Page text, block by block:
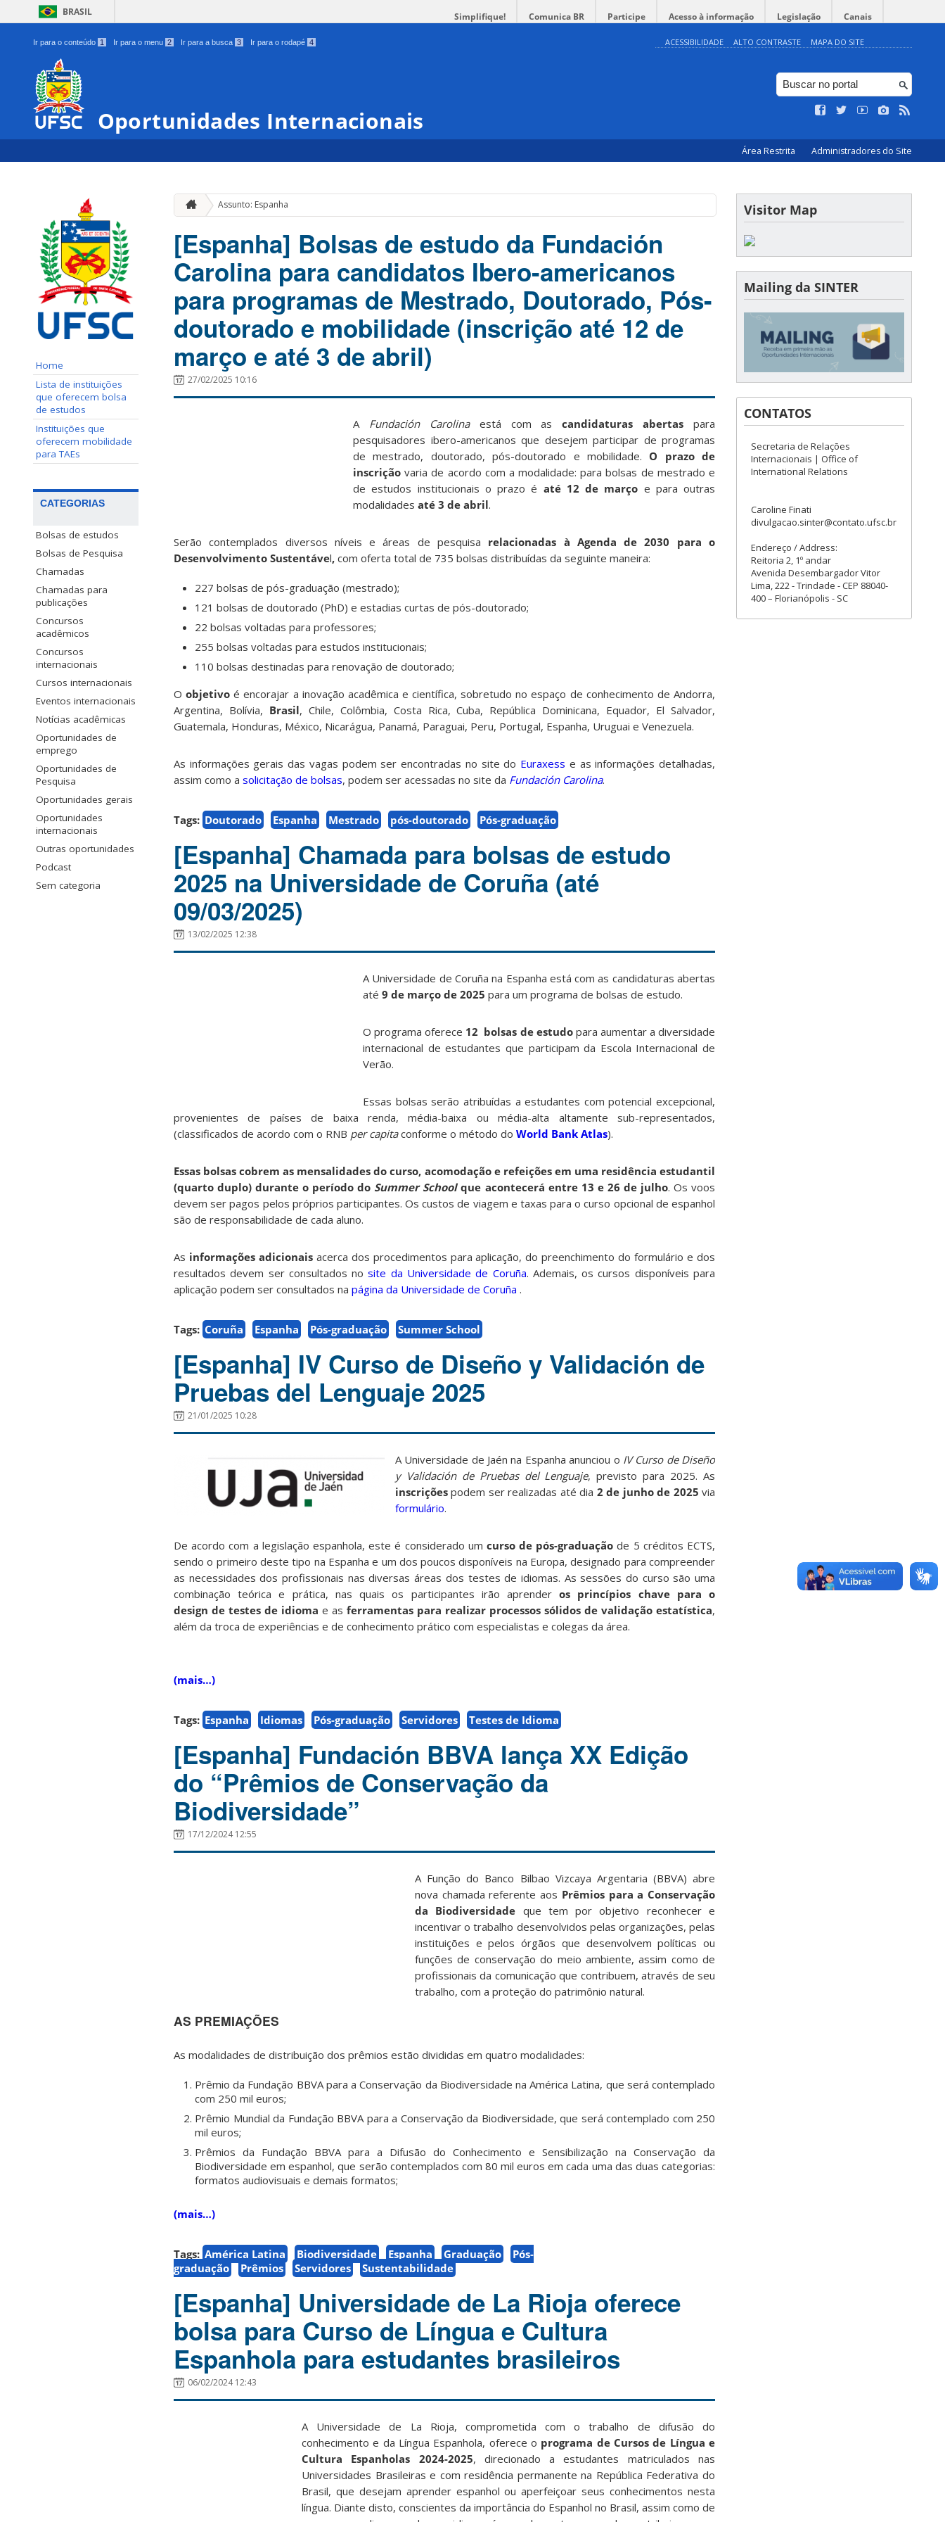
BRASIL Simplifique! Comunica BR Participe Acesso à informação Legislação Canais
Ir para o conteúdo 1 Ir para o menu 2 Ir para a busca 3 Ir para o rodapé 4 ACESSIBILIDADE ALTO CONTRASTE MAPA DO SITE
Oportunidades Internacionais
Área Restrita Administradores do Site
Home
Lista de instituições
que oferecem bolsa
de estudos
Instituições que
oferecem mobilidade
para TAEs
CATEGORIAS
Bolsas de estudos
Bolsas de Pesquisa
Chamadas
Chamadas para
publicações
Concursos
acadêmicos
Concursos
internacionais
Cursos internacionais
Eventos internacionais
Notícias acadêmicas
Oportunidades de
emprego
Oportunidades de
Pesquisa
Oportunidades gerais
Oportunidades
internacionais
Outras oportunidades
Podcast
Sem categoria
Assunto: Espanha
[Espanha] Bolsas de estudo da Fundación
Carolina para candidatos Ibero-americanos
para programas de Mestrado, Doutorado, Pós-
doutorado e mobilidade (inscrição até 12 de
março e até 3 de abril)
27/02/2025 10:16
A Fundación Carolina está com ascandidaturas abertas para
pesquisadores ibero-americanos que desejem participar de programas
de mestrado, doutorado, pós-doutorado e mobilidade. O prazo de
inscriçãovaria de acordo com a modalidade: para bolsas de mestrado e
de estudos institucionais o prazo é até 12 de março e para outras
modalidades até 3 de abril.
Serão contemplados diversos níveis e áreas de pesquisa relacionadas à Agenda de 2030 para o
Desenvolvimento Sustentável, com oferta total de 735 bolsas distribuídas da seguinte maneira:
227 bolsas de pós-graduação (mestrado);
121 bolsas de doutorado (PhD) e estadias curtas de pós-doutorado;
22 bolsas voltadas para professores;
255 bolsas voltadas para estudos institucionais;
110 bolsas destinadas para renovação de doutorado;
Oobjetivoé encorajar a inovação acadêmica e científica, sobretudo no espaço de conhecimento de Andorra,
Argentina, Bolívia, Brasil, Chile, Colômbia, Costa Rica, Cuba, República Dominicana, Equador, El Salvador,
Guatemala, Honduras, México, Nicarágua, Panamá, Paraguai, Peru, Portugal, Espanha, Uruguai e Venezuela.
As informações gerais das vagas podem ser encontradas no site do Euraxess e as informações detalhadas,
assim como a solicitação de bolsas, podem ser acessadas no site da Fundación Carolina.
Tags: Doutorado Espanha Mestrado pós-doutorado Pós-graduação
[Espanha] Chamada para bolsas de estudo
2025 na Universidade de Coruña (até
09/03/2025)
13/02/2025 12:38
A Universidade de Coruña na Espanha está com as candidaturas abertas
até 9 de março de 2025 para um programa de bolsas de estudo.
O programa oferece 12 bolsas de estudopara aumentar a diversidade
internacional de estudantes que participam da Escola Internacional de
Verão.
Essas bolsas serão atribuídas a estudantes com potencial excepcional,
provenientes de países de baixa renda, média-baixa ou média-alta altamente sub-representados,
(classificados de acordo com o RNB per capitaconforme o método do World Bank Atlas).
Essas bolsas cobrem as mensalidades do curso, acomodação e refeições em uma residência estudantil
(quarto duplo) durante o período do Summer Schoolque acontecerá entre 13 e 26 de julho. Os voos
devem ser pagos pelos próprios participantes. Os custos de viagem e taxas para o curso opcional de espanhol
são de responsabilidade de cada aluno.
As informações adicionaisacerca dos procedimentos para aplicação, do preenchimento do formulário e dos
resultados devem ser consultados nosite da Universidade de Coruña. Ademais, os cursos disponíveis para
aplicação podem ser consultados na página da Universidade de Coruña .
Tags: Coruña Espanha Pós-graduação Summer School
[Espanha] IV Curso de Diseño y Validación de
Pruebas del Lenguaje 2025
21/01/2025 10:28
A Universidade de Jaén na Espanha anunciou o IV Curso de Diseño
y Validación de Pruebas del Lenguaje, previsto para 2025. As
inscrições podem ser realizadas até dia 2 de junho de 2025via
formulário.
De acordo com a legislação espanhola, este é considerado um curso de pós-graduaçãode 5 créditos ECTS,
sendo o primeiro deste tipo na Espanha e um dos poucos disponíveis na Europa, designado para compreender
as necessidades dos profissionais nas diversas áreas dos testes de idiomas. As sessões do curso são uma
combinação teórica e prática, nas quais os participantes irão aprenderos princípios chave para o
design de testes de idioma e as ferramentas para realizar processos sólidos de validação estatística,
além da troca de experiências e de conhecimento prático com especialistas e colegas da área.
(mais…)
Tags: Espanha Idiomas Pós-graduação Servidores Testes de Idioma
[Espanha] Fundación BBVA lança XX Edição
do “Prêmios de Conservação da
Biodiversidade”
17/12/2024 12:55
A Função do Banco Bilbao Vizcaya Argentaria (BBVA) abre
nova chamada referente aos Prêmios para a Conservação
da Biodiversidade que tem por objetivo reconhecer e
incentivar o trabalho desenvolvidos pelas organizações, pelas
instituições e pelos órgãos que desenvolvem políticas ou
funções de conservação do meio ambiente, assim como de
profissionais da comunicação que contribuem, através de seu
trabalho, com a proteção do patrimônio natural.
AS PREMIAÇÕES
As modalidades de distribuição dos prêmios estão divididas em quatro modalidades:
Prêmio da Fundação BBVA para a Conservação da Biodiversidade na América Latina, que será contemplado
com 250 mil euros;
Prêmio Mundial da Fundação BBVA para a Conservação da Biodiversidade, que será contemplado com 250
mil euros;
Prêmios da Fundação BBVA para a Difusão do Conhecimento e Sensibilização na Conservação da
Biodiversidade em espanhol, que serão contemplados com 80 mil euros em cada uma das duas categorias:
formatos audiovisuais e demais formatos;
(mais…)
Tags: América Latina Biodiversidade Espanha Graduação
Pós-
graduação
Prêmios Servidores Sustentabilidade
[Espanha] Universidade de La Rioja oferece
bolsa para Curso de Língua e Cultura
Espanhola para estudantes brasileiros
06/02/2024 12:43
A Universidade de La Rioja, comprometida com o trabalho de difusão do
conhecimento e da Língua Espanhola, oferece o programa de Cursos de Língua e
Cultura Espanholas 2024-2025, direcionado a estudantes matriculados nas
Universidades Brasileiras e com residência permanente na República Federativa do
Brasil, que desejam aprender espanhol ou aperfeiçoar seus conhecimentos nesta
língua. Diante disto, conscientes da importância do Espanhol no Brasil, assim como de
Visitor Map
Mailing da SINTER
CONTATOS
Secretaria de Relações
Internacionais | Office of
International Relations
Caroline Finati
divulgacao.sinter@contato.ufsc.br
Endereço / Address:
Reitoria 2, 1º andar
Avenida Desembargador Vitor
Lima, 222 - Trindade - CEP 88040-
400 – Florianópolis - SC